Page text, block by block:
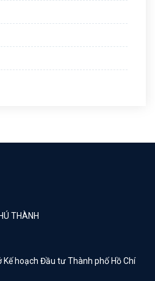
THÀNH
Kế hoạch Đầu tư Thành phố Hồ Chí